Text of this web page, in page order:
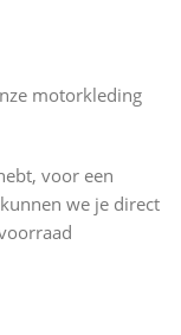
motorkleding
voor een
we je direct